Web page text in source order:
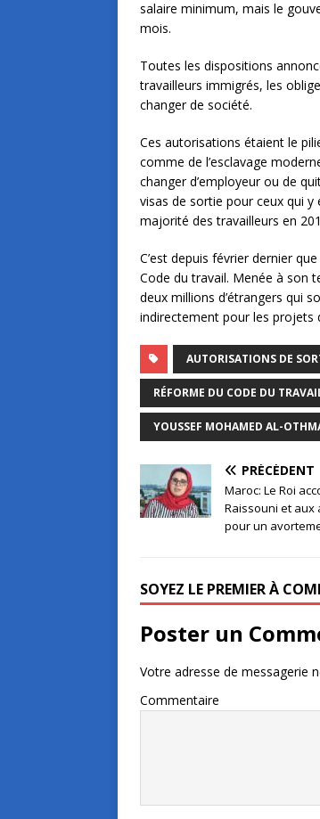
salaire minimum, mais le
mois.
Toutes les dispositions
travailleurs immigrés, les
changer de société.
Ces autorisations étaient le
comme de l’esclavage
changer d’employeur ou de
visas de sortie pour ceux qui
majorité des travailleurs en
C’est depuis février dernier
Code du travail. Menée à son
deux millions d’étrangers qui
indirectement pour les projets
AUTORISATIONS DE
RÉFORME DU CODE DU
YOUSSEF MOHAMED AL-
PRÉCÉDENT
Maroc: Le Roi
Raissouni et aux
pour un
SOYEZ LE PREMIER À
Poster un
Votre adresse de messagerie
Commentaire